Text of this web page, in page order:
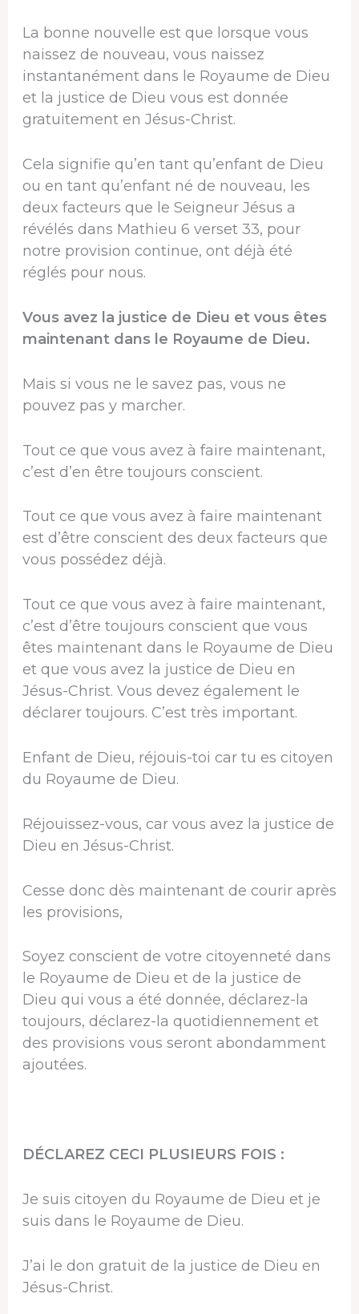
La bonne nouvelle est que lorsque vous
naissez de nouveau, vous naissez
instantanément dans le Royaume de Dieu
et la justice de Dieu vous est donnée
gratuitement en Jésus-Christ.
Cela signifie qu’en tant qu’enfant de Dieu
ou en tant qu’enfant né de nouveau, les
deux facteurs que le Seigneur Jésus a
révélés dans Mathieu 6 verset 33, pour
notre provision continue, ont déjà été
réglés pour nous.
Vous avez la justice de Dieu et vous êtes
maintenant dans le Royaume de Dieu.
Mais si vous ne le savez pas, vous ne
pouvez pas y marcher.
Tout ce que vous avez à faire maintenant,
c’est d’en être toujours conscient.
Tout ce que vous avez à faire maintenant
est d’être conscient des deux facteurs que
vous possédez déjà.
Tout ce que vous avez à faire maintenant,
c’est d’être toujours conscient que vous
êtes maintenant dans le Royaume de Dieu
et que vous avez la justice de Dieu en
Jésus-Christ. Vous devez également le
déclarer toujours. C’est très important.
Enfant de Dieu, réjouis-toi car tu es citoyen
du Royaume de Dieu.
Réjouissez-vous, car vous avez la justice de
Dieu en Jésus-Christ.
Cesse donc dès maintenant de courir après
les provisions,
Soyez conscient de votre citoyenneté dans
le Royaume de Dieu et de la justice de
Dieu qui vous a été donnée, déclarez-la
toujours, déclarez-la quotidiennement et
des provisions vous seront abondamment
ajoutées.
DÉCLAREZ CECI PLUSIEURS FOIS :
Je suis citoyen du Royaume de Dieu et je
suis dans le Royaume de Dieu.
J’ai le don gratuit de la justice de Dieu en
Jésus-Christ.